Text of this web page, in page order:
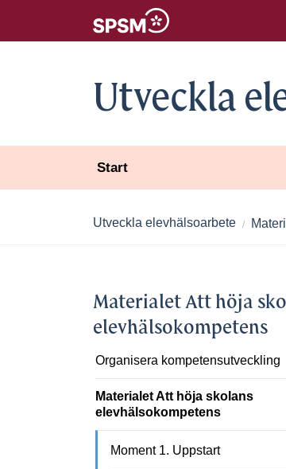
Utveckla
Start
Utveckla elevhälsoarbete
Materialet Att höja
elevhälsokompetens
Organisera kompetensutveckling
Materialet Att höja skolans
elevhälsokompetens
Moment 1. Uppstart